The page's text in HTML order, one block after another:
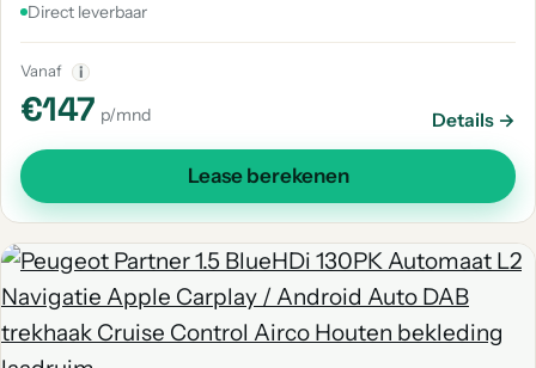
Direct leverbaar
Vanaf i
€147 p/mnd Details →
Lease berekenen